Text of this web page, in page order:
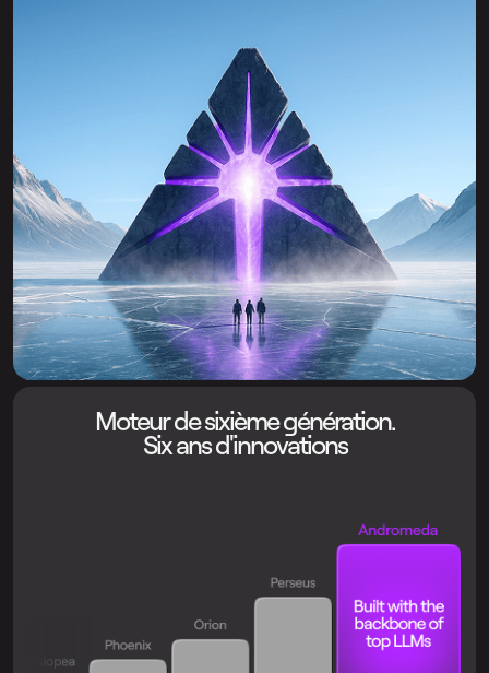
Moteur de sixième génération.
Six ans d'innovations